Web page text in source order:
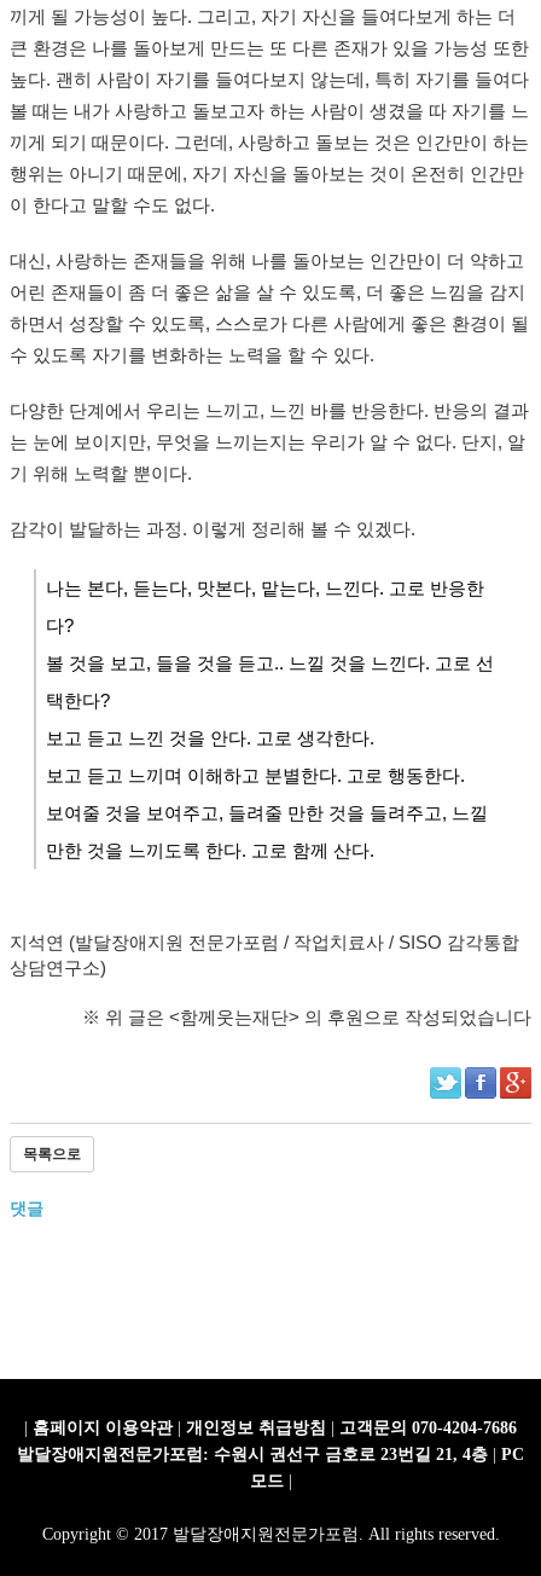
끼게 될 가능성이 높다. 그리고, 자기 자신을 들여다보게 하는 더
큰 환경은 나를 돌아보게 만드는 또 다른 존재가 있을 가능성 또한
높다. 괜히 사람이 자기를 들여다보지 않는데, 특히 자기를 들여다
볼 때는 내가 사랑하고 돌보고자 하는 사람이 생겼을 따 자기를 느
끼게 되기 때문이다. 그런데, 사랑하고 돌보는 것은 인간만이 하는
행위는 아니기 때문에, 자기 자신을 돌아보는 것이 온전히 인간만
이 한다고 말할 수도 없다.
대신, 사랑하는 존재들을 위해 나를 돌아보는 인간만이 더 약하고
어린 존재들이 좀 더 좋은 삶을 살 수 있도록, 더 좋은 느낌을 감지
하면서 성장할 수 있도록, 스스로가 다른 사람에게 좋은 환경이 될
수 있도록 자기를 변화하는 노력을 할 수 있다.
다양한 단계에서 우리는 느끼고, 느낀 바를 반응한다. 반응의 결과
는 눈에 보이지만, 무엇을 느끼는지는 우리가 알 수 없다. 단지, 알
기 위해 노력할 뿐이다.
감각이 발달하는 과정. 이렇게 정리해 볼 수 있겠다.
나는 본다, 듣는다, 맛본다, 맡는다, 느낀다. 고로 반응한
다?
볼 것을 보고, 들을 것을 듣고.. 느낄 것을 느낀다. 고로 선
택한다?
보고 듣고 느낀 것을 안다. 고로 생각한다.
보고 듣고 느끼며 이해하고 분별한다. 고로 행동한다.
보여줄 것을 보여주고, 들려줄 만한 것을 들려주고, 느낄
만한 것을 느끼도록 한다. 고로 함께 산다.
지석연 (발달장애지원 전문가포럼 / 작업치료사 / SISO 감각통합
상담연구소)​
※ 위 글은 <함께웃는재단> 의 후원으로 작성되었습니다
목록으로
댓글
홈페이지 이용약관| 개인정보 취급방침
고객문의 070-4204-7686
발달장애지원전문가포럼: 수원시 권선구 금호로 23번길 21, 4층
PC
모드|
Copyright © 2017 발달장애지원전문가포럼. All rights reserved.